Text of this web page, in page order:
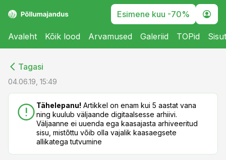
Esimene kuu -70%
Avaleht Kõik lood Arvamused Galeriid TOPid
Tagasi
04.06.19, 15:49
Tähelepanu! Artikkel on enam kui 5 aastat vana
ning kuulub väljaande digitaalsesse arhiivi.
Väljaanne ei uuenda ega kaasajasta arhiveeritud
sisu, mistõttu võib olla vajalik kaasaegsete
allikatega tutvumine